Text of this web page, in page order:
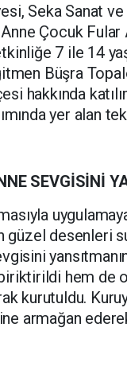
Seka Sanat
Anne Çocuk
7 ile 14
Büşra
hakkında
yer alan
SEVGİSİNİ
güzel desenleri
hem de
kurutuldu.
armağan